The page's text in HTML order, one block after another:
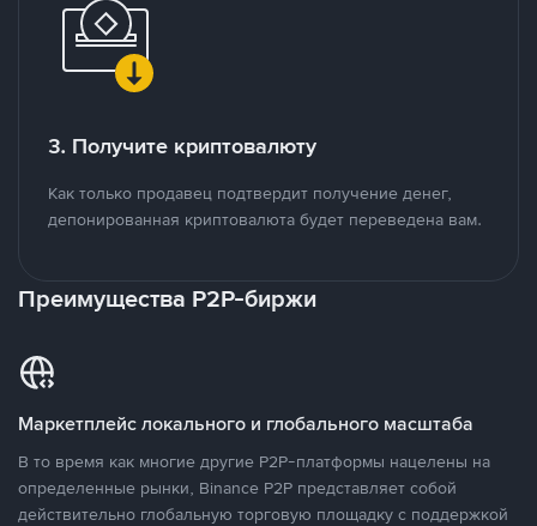
3. Получите криптовалюту
Как только продавец подтвердит получение денег,
депонированная криптовалюта будет переведена вам.
Преимущества P2P-биржи
Маркетплейс локального и глобального масштаба
В то время как многие другие P2P-платформы нацелены на
определенные рынки, Binance P2P представляет собой
действительно глобальную торговую площадку с поддержкой